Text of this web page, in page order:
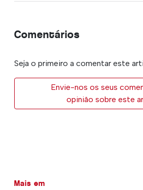
Comentários
Seja o primeiro a comentar este
Envie-nos os seus
opinião sobre este
Mais em